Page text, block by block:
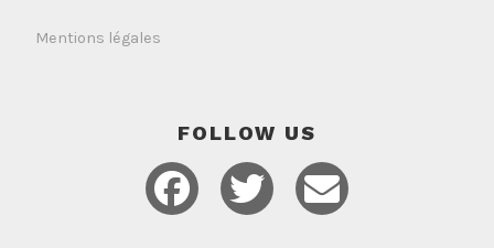
Mentions légales
FOLLOW US